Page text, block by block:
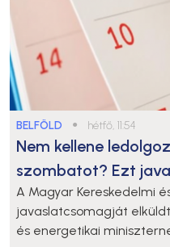
BELFÖLD ● hétfő, 11:54
Nem kellene
szombatot? Ezt
A Magyar Kereskedelmi
javaslatcsomagját
és energetikai